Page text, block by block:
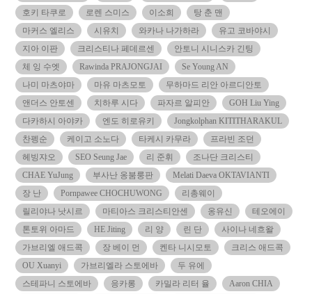
호키 타쿠로
로렌 스미스 이소희
탕 춘 맨
마커스 엘리스
시유치 와카나 나가하라
유고 코바야시
지아 이판
크리스티나 페데르센
안토니 시니스카 긴팅
체 잉 수엣
Rawinda PRAJONGJAI
Se Young AN
나미 마츠야마
마유 마츠모토
무하마드 리안 아르디안토
앤더스 안토센
치하루 시다 파자르 알피안
GOH Liu Ying
다카하시 아야카
엔도 히로유키
Jongkolphan KITITHARAKUL
찬펭순
케이고 소노다 타케시 카무라
프라빈 조던
헤빙쟈오
SEO Seung Jae 리 준휘
조나단 크리스티
CHAE YuJung
부사난 옹붐룽판
Melati Daeva OKTAVIANTI
장 난
Pornpawee CHOCHUWONG
리총웨이
릴리야나 낫시르
마티아스 크리스티안센 옹유신
테오에이
톤토위 아마드
HE Jiting 리 양 린 단
사이나 네흐왈
가브리엘 애드콕
장 베이 먼 켄타 니시모토
크리스 애드콕
OU Xuanyi
가브리엘라 스토에바
두 유에
스테파니 스토에바
응카롱 카밀라 리터 율
Aaron CHIA